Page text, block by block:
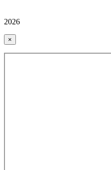
2026
×